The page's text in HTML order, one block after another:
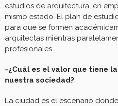
estudios de arquitectura, en
mismo estado. El plan de
para que se formen
arquitectas mientras
profesionales.
-¿Cuál es el valor que tiene
nuestra sociedad?
La ciudad es el escenario